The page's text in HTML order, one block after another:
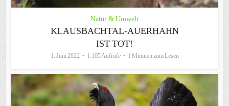
Natur & Umwelt
KLAUSBACHTAL-AUERHAHN
IST TOT!
1. Juni 2022 1.105 Aufrufe 1 Minuten zum Lesen